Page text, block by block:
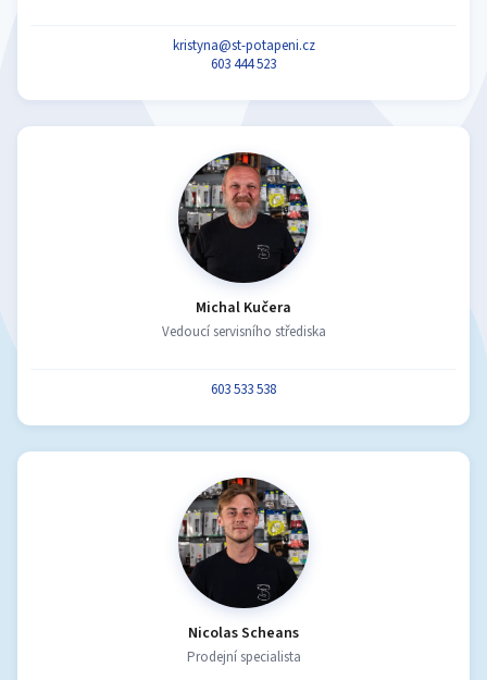
kristyna@st-potapeni.cz
603 444 523
Michal Kučera
Vedoucí servisního střediska
603 533 538
Nicolas Scheans
Prodejní specialista